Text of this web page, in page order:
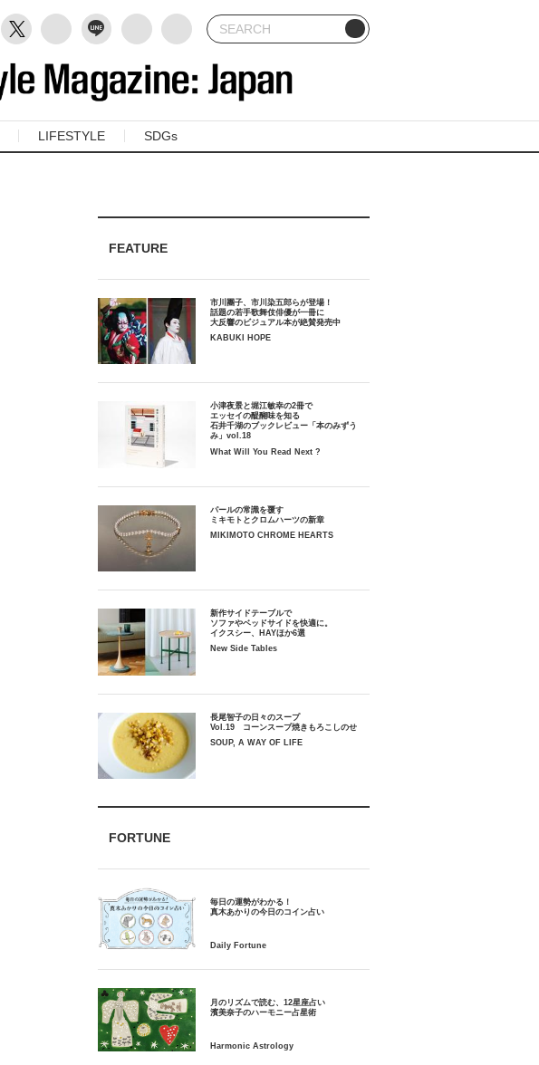
LIFESTYLE SDGs
FEATURE
市川團子、市川染五郎らが登場！
話題の若手歌舞伎俳優が一冊に
大反響のビジュアル本が絶賛発売中
KABUKI HOPE
小津夜景と堀江敏幸の2冊で
エッセイの醍醐味を知る
石井千湖のブックレビュー「本のみずう
み」vol.18
What Will You Read Next ?
パールの常識を覆す
ミキモトとクロムハーツの新章
MIKIMOTO CHROME HEARTS
新作サイドテーブルで
ソファやベッドサイドを快適に。
イクスシー、HAYほか6選
New Side Tables
長尾智子の日々のスープ
Vol.19 コーンスープ焼きもろこしのせ
SOUP, A WAY OF LIFE
FORTUNE
毎日の運勢がわかる！
月のリズムで読む、12星座占い